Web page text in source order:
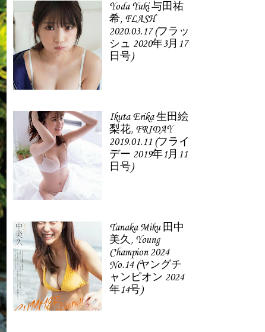
Yoda Yuki 与田祐
希, FLASH
2020.03.17 (フラッ
シュ 2020年3月17
日号)
Ikuta Erika 生田絵
梨花, FRIDAY
2019.01.11 (フライ
デー 2019年1月11
日号)
Tanaka Miku 田中
美久, Young
Champion 2024
No.14 (ヤングチ
ャンピオン 2024
年14号)